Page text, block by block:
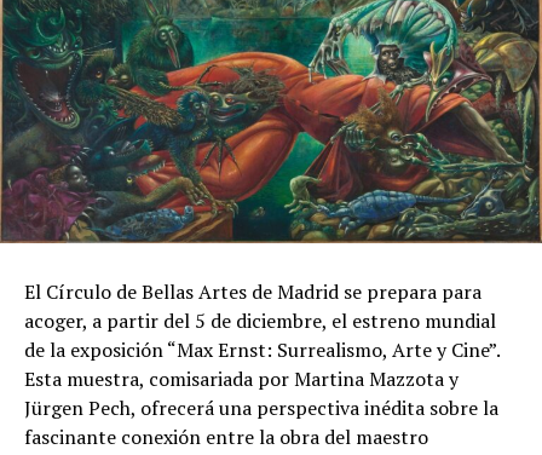
El Círculo de Bellas Artes de Madrid se prepara para
acoger, a partir del 5 de diciembre, el estreno mundial
de la exposición “Max Ernst: Surrealismo, Arte y Cine”.
Esta muestra, comisariada por Martina Mazzota y
Jürgen Pech, ofrecerá una perspectiva inédita sobre la
fascinante conexión entre la obra del maestro